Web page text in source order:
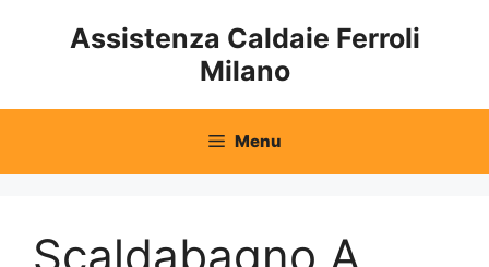
Assistenza Caldaie Ferroli
Milano
Menu
Scaldabagno A